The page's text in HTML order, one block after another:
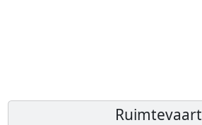
Ruimtevaart